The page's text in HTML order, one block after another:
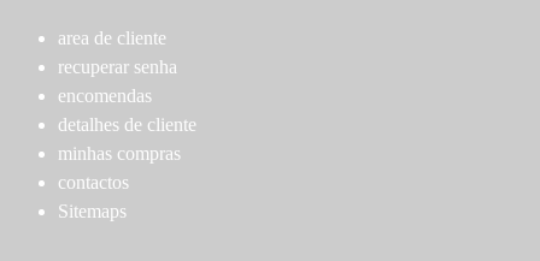
area de cliente
recuperar senha
encomendas
detalhes de cliente
minhas compras
contactos
Sitemaps